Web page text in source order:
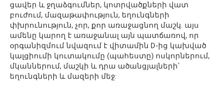
ցավեր և ջղաձգումներ, կոտրվածքների վատ
բուժում, մազաթափություն, եղունգների
փխրունություն, չոր, քոր առաջացնող մաշկ. այս
ամենը կարող է առաջանալ այն պատճառով, որ
օրգանիզմում նվազում է վիտամին D-ից կախված
կալցիումի կուտակումը (պահեստը) ոսկորներում,
մկաններում, մաշկի և դրա ածանցյալների՝
եղունգների և մազերի մեջ: